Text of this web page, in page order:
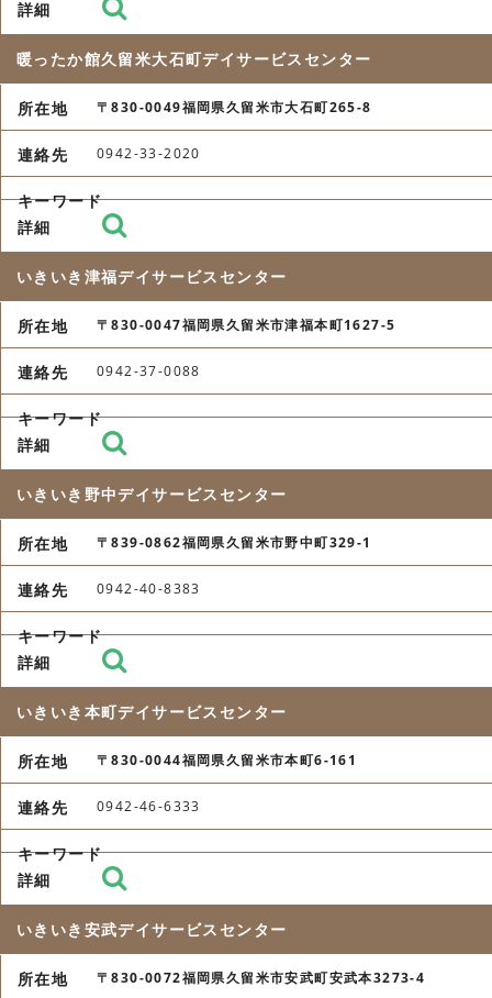
暖ったか館久留米大石町デイサービスセンター
〒830-0049福岡県久留米市大石町265-8
0942-33-2020
いきいき津福デイサービスセンター
〒830-0047福岡県久留米市津福本町1627-5
0942-37-0088
いきいき野中デイサービスセンター
〒839-0862福岡県久留米市野中町329-1
0942-40-8383
いきいき本町デイサービスセンター
〒830-0044福岡県久留米市本町6-161
0942-46-6333
いきいき安武デイサービスセンター
〒830-0072福岡県久留米市安武町安武本3273-4